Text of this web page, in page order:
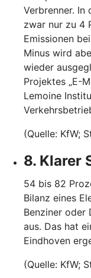
Verbrenner. In
zwar nur zu 4
Emissionen
Minus wird
wieder
Projektes „E-
Lemoine
(Quelle: KfW;
8. Klarer
54 bis 82
Bilanz eines
Benziner oder
aus. Das hat
Eindhoven
(Quelle: KfW;